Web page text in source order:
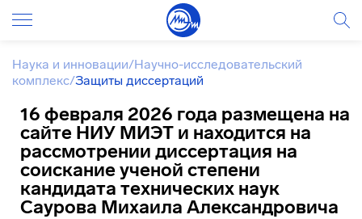
Наука и инновации/Научно-исследовательский
комплекс/Защиты диссертаций
16 февраля 2026 года размещена на
сайте НИУ МИЭТ и находится на
рассмотрении диссертация на
соискание ученой степени
кандидата технических наук
Саурова Михаила Александровича